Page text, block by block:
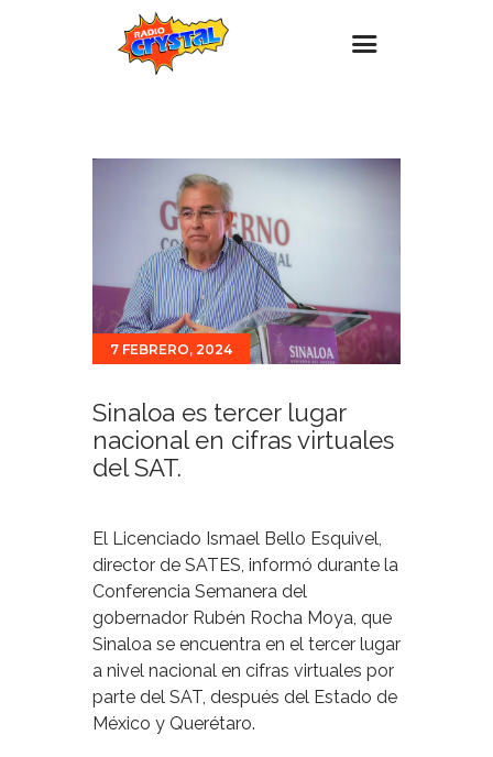
Estaciones
Eventos
Promociones
Noticias
Para ti
Contacto
7 FEBRERO, 2024
Sinaloa es tercer lugar
nacional en cifras virtuales
del SAT.
El Licenciado Ismael Bello Esquivel,
director de SATES, informó durante la
Conferencia Semanera del
gobernador Rubén Rocha Moya, que
Sinaloa se encuentra en el tercer lugar
a nivel nacional en cifras virtuales por
parte del SAT, después del Estado de
México y Querétaro.